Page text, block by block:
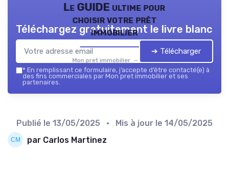
Le GUIDE ultime pour
choisir votre prêt
immobilier
Mon pret immobilier — 2026
Téléchargez gratuitement le livre blanc
➔ Télécharger
* En remplissant ce formulaire, j’accepte d’être contacté(e) à
des fins commerciales par Mon pret immobilier et ses
partenaires.
Publié le 13/05/2025 • Mis à jour le 14/05/2025
par Carlos Martinez